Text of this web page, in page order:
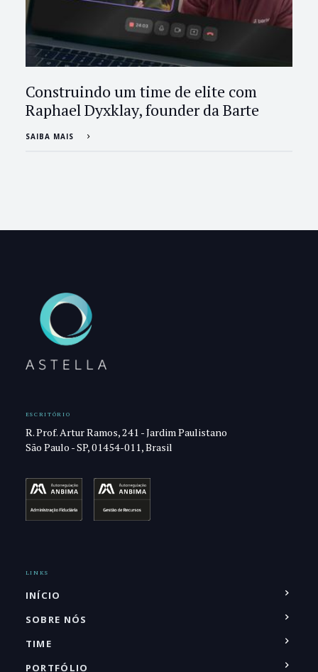
Construindo um time de elite com
Raphael Dyxklay, founder da Barte
SAIBA MAIS
ESCRITÓRIO
R. Prof. Artur Ramos, 241 - Jardim Paulistano
São Paulo - SP, 01454-011, Brasil
LINKS
INÍCIO
SOBRE NÓS
TIME
PORTFÓLIO